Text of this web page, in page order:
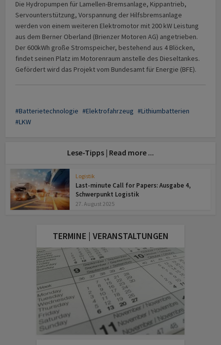
Die Hydropumpen für Lamellen-Bremsanlage, Kippantrieb,
Servounterstützung, Vorspannung der Hilfsbremsanlage
werden von einem weiteren Elektromotor mit 200 kW Leistung
aus dem Berner Oberland (Brienzer Motoren AG) angetrieben.
Der 600kWh große Stromspeicher, bestehend aus 4 Blöcken,
findet seinen Platz im Motorenraum anstelle des Dieseltankes.
Gefördert wird das Projekt vom Bundesamt für Energie (BFE).
Batterietechnologie Elektrofahrzeug
Lithiumbatterien
LKW
Lese-Tipps | Read more ...
Logistik
Last-minute Call for Papers: Ausgabe 4,
Schwerpunkt Logistik
27. August 2025
TERMINE | VERANSTALTUNGEN